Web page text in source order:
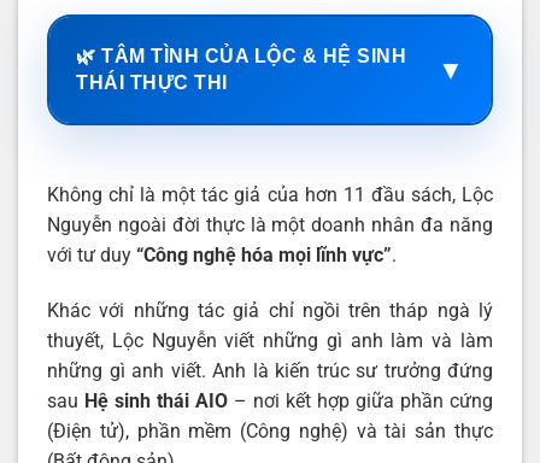
🌿 TÂM TÌNH CỦA LỘC & HỆ SINH
THÁI THỰC THI
▼
Không chỉ là một tác giả của hơn 11 đầu sách, Lộc
Nguyễn ngoài đời thực là một doanh nhân đa năng
với tư duy “Công nghệ hóa mọi lĩnh vực”.
Khác với những tác giả chỉ ngồi trên tháp ngà lý
thuyết, Lộc Nguyễn viết những gì anh làm và làm
những gì anh viết. Anh là kiến trúc sư trưởng đứng
sau Hệ sinh thái AIO – nơi kết hợp giữa phần cứng
(Điện tử), phần mềm (Công nghệ) và tài sản thực